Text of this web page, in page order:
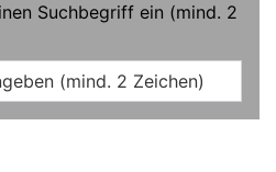
Suchbegriff ein (mind. 2